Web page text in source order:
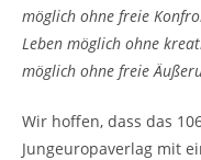
möglich ohne freie
Leben möglich ohne
möglich ohne freie
Wir hoffen, dass das
Jungeuropaverlag mit